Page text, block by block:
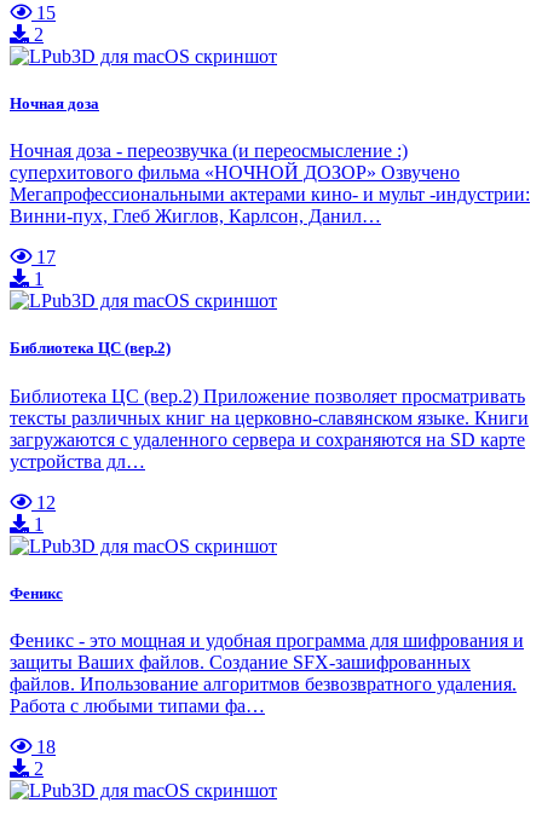
15
2
Ночная доза
Ночная доза - переозвучка (и переосмысление :)
суперхитового фильма «НОЧНОЙ ДОЗОР» Озвучено
Мегапрофессиональными актерами кино- и мульт -индустрии:
Винни-пух, Глеб Жиглов, Карлсон, Данил…
17
1
Библиотека ЦС (вер.2)
Библиотека ЦС (вер.2) Приложение позволяет просматривать
тексты различных книг на церковно-славянском языке. Книги
загружаются с удаленного сервера и сохраняются на SD карте
устройства дл…
12
1
Феникс
Феникc - это мощная и удобная программа для шифрования и
защиты Ваших файлов. Создание SFX-зашифрованных
файлов. Ипользование алгоритмов безвозвратного удаления.
Работа с любыми типами фа…
18
2